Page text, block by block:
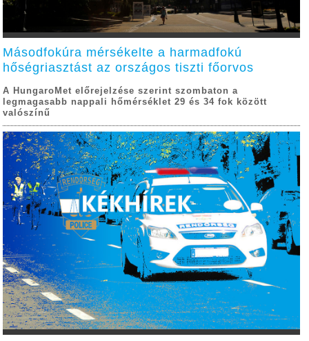
Másodfokúra mérsékelte a harmadfokú
hőségriasztást az országos tiszti főorvos
A HungaroMet előrejelzése szerint szombaton a
legmagasabb nappali hőmérséklet 29 és 34 fok között
valószínű